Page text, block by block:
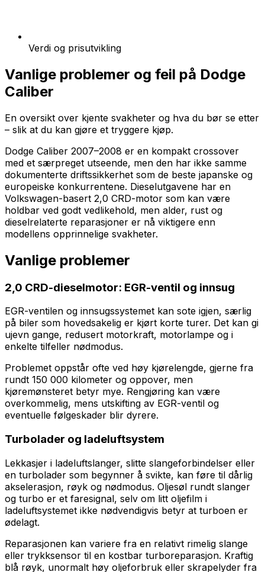
Verdi og prisutvikling
Vanlige problemer og feil på Dodge
Caliber
En oversikt over kjente svakheter og hva du bør se etter
– slik at du kan gjøre et tryggere kjøp.
Dodge Caliber 2007–2008 er en kompakt crossover
med et særpreget utseende, men den har ikke samme
dokumenterte driftssikkerhet som de beste japanske og
europeiske konkurrentene. Dieselutgavene har en
Volkswagen-basert 2,0 CRD-motor som kan være
holdbar ved godt vedlikehold, men alder, rust og
dieselrelaterte reparasjoner er nå viktigere enn
modellens opprinnelige svakheter.
Vanlige problemer
2,0 CRD-dieselmotor: EGR-ventil og innsug
EGR-ventilen og innsugssystemet kan sote igjen, særlig
på biler som hovedsakelig er kjørt korte turer. Det kan gi
ujevn gange, redusert motorkraft, motorlampe og i
enkelte tilfeller nødmodus.
Problemet oppstår ofte ved høy kjørelengde, gjerne fra
rundt 150 000 kilometer og oppover, men
kjøremønsteret betyr mye. Rengjøring kan være
overkommelig, mens utskifting av EGR-ventil og
eventuelle følgeskader blir dyrere.
Turbolader og ladeluftsystem
Lekkasjer i ladeluftslanger, slitte slangeforbindelser eller
en turbolader som begynner å svikte, kan føre til dårlig
akselerasjon, røyk og nødmodus. Oljesøl rundt slanger
og turbo er et faresignal, selv om litt oljefilm i
ladeluftsystemet ikke nødvendigvis betyr at turboen er
ødelagt.
Reparasjonen kan variere fra en relativt rimelig slange
eller trykksensor til en kostbar turboreparasjon. Kraftig
blå røyk, unormalt høy oljeforbruk eller skrapelyder fra